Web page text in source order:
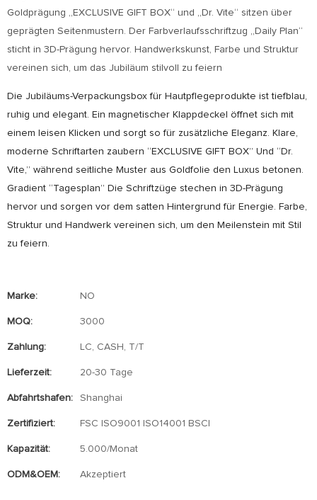
Goldprägung „EXCLUSIVE GIFT BOX“ und „Dr. Vite“ sitzen über
geprägten Seitenmustern. Der Farbverlaufsschriftzug „Daily Plan“
sticht in 3D-Prägung hervor. Handwerkskunst, Farbe und Struktur
vereinen sich, um das Jubiläum stilvoll zu feiern
Die Jubiläums-Verpackungsbox für Hautpflegeprodukte ist tiefblau,
ruhig und elegant. Ein magnetischer Klappdeckel öffnet sich mit
einem leisen Klicken und sorgt so für zusätzliche Eleganz. Klare,
moderne Schriftarten zaubern “EXCLUSIVE GIFT BOX” Und “Dr.
Vite,” während seitliche Muster aus Goldfolie den Luxus betonen.
Gradient “Tagesplan” Die Schriftzüge stechen in 3D-Prägung
hervor und sorgen vor dem satten Hintergrund für Energie. Farbe,
Struktur und Handwerk vereinen sich, um den Meilenstein mit Stil
zu feiern.
Marke: NO
MOQ: 3000
Zahlung: LC, CASH, T/T
Lieferzeit: 20-30 Tage
Abfahrtshafen: Shanghai
Zertifiziert: FSC ISO9001 ISO14001 BSCI
Kapazität: 5.000/Monat
ODM&OEM: Akzeptiert